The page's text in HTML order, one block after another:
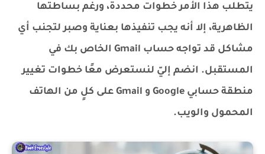
يتطلب هذا الأمر خطوات محددة، ورغم بساطتها
الظاهرية، إلا أنه يجب تنفيذها بعناية وصبر لتجنب أي
مشاكل قد تواجه حساب Gmail الخاص بك في
المستقبل. انضم إليّ لنستعرض معًا خطوات تغيير
منطقة حسابي Google و Gmail على كلٍ من الهاتف
المحمول والويب.